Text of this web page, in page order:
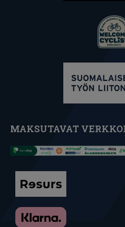
MAKSUTAVAT